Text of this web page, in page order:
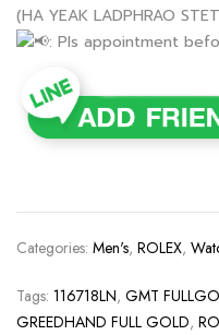
(HA YEAK LADPHRAO
: Pls appointment
Categories: Men's, ROLEX,
Tags: 116718LN, GMT
GREEDHAND FULL GOLD,